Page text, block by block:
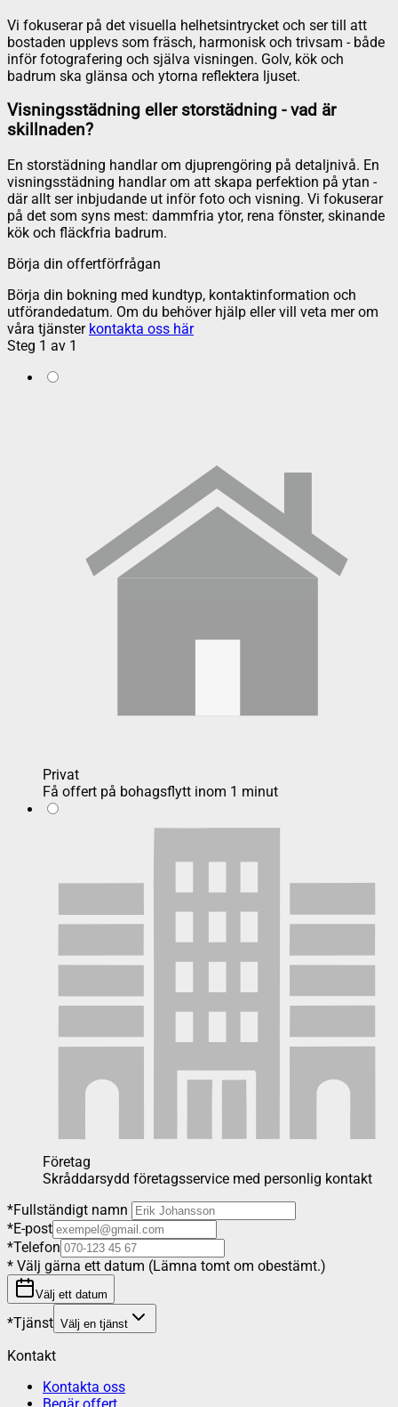
Vi fokuserar på det visuella helhetsintrycket och ser till att
bostaden upplevs som fräsch, harmonisk och trivsam - både
inför fotografering och själva visningen. Golv, kök och
badrum ska glänsa och ytorna reflektera ljuset.
Visningsstädning eller storstädning - vad är
skillnaden?
En storstädning handlar om djuprengöring på detaljnivå. En
visningsstädning handlar om att skapa perfektion på ytan -
där allt ser inbjudande ut inför foto och visning. Vi fokuserar
på det som syns mest: dammfria ytor, rena fönster, skinande
kök och fläckfria badrum.
Börja din offertförfrågan
Börja din bokning med kundtyp, kontaktinformation och
utförandedatum. Om du behöver hjälp eller vill veta mer om
våra tjänster kontakta oss här
Steg 1 av 1
Privat
Få offert på bohagsflytt inom 1 minut
Företag
Skråddarsydd företagsservice med personlig kontakt
*Fullständigt namn
*E-post
*Telefon
* Välj gärna ett datum (Lämna tomt om obestämt.)
Välj ett datum
*Tjänst Välj en tjänst
Kontakt
Kontakta oss